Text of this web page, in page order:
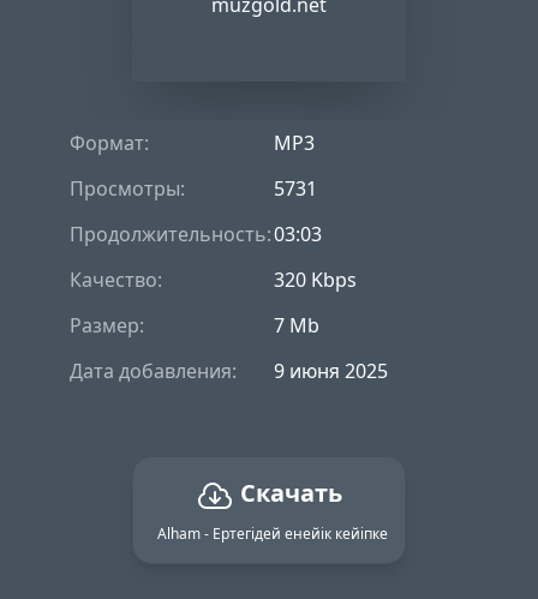
Формат:
MP3
Просмотры:
5731
Продолжительность:03:03
Качество:
320 Kbps
Размер:
7 Mb
Дата добавления:
9 июня 2025
Скачать
Alham - Ертегідей енейік кейіпке